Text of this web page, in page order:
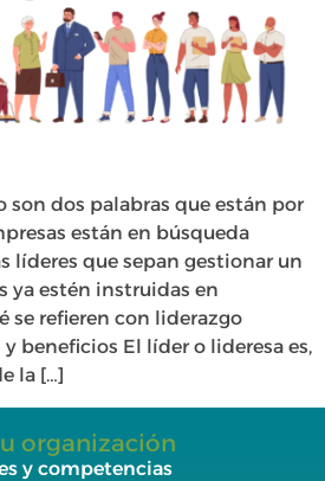
son dos palabras que están por
están en búsqueda
líderes que sepan gestionar un
ya estén instruidas en
se refieren con liderazgo
beneficios El líder o lideresa es,
la […]
organización
y competencias